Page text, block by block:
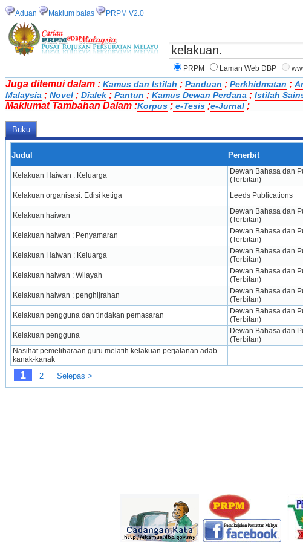
Aduan Maklum balas PRPM V2.0
PRPM
Laman Web DBP
Juga ditemui dalam : Kamus dan Istilah ; Panduan ; Perkhidmatan ;
Malaysia ; Novel ; Dialek ; Pantun ; Kamus Dewan Perdana ; Istilah
Maklumat Tambahan Dalam :Korpus ; e-Tesis ;e-Jurnal ;
Buku
Judul Penerbit
Kelakuan Haiwan : Keluarga
Dewan Bahasa dan
(Terbitan)
Kelakuan organisasi. Edisi ketiga
Leeds Publications
Kelakuan haiwan
Dewan Bahasa dan
(Terbitan)
Kelakuan haiwan : Penyamaran
Dewan Bahasa dan
(Terbitan)
Kelakuan Haiwan : Keluarga
Dewan Bahasa dan
(Terbitan)
Kelakuan haiwan : Wilayah
Dewan Bahasa dan
(Terbitan)
Kelakuan haiwan : penghijrahan
Dewan Bahasa dan
(Terbitan)
Kelakuan pengguna dan tindakan pemasaran
Dewan Bahasa dan
(Terbitan)
Kelakuan pengguna
Dewan Bahasa dan
(Terbitan)
Nasihat pemeliharaan guru melatih kelakuan perjalanan adab
kanak-kanak
1 2 Selepas >